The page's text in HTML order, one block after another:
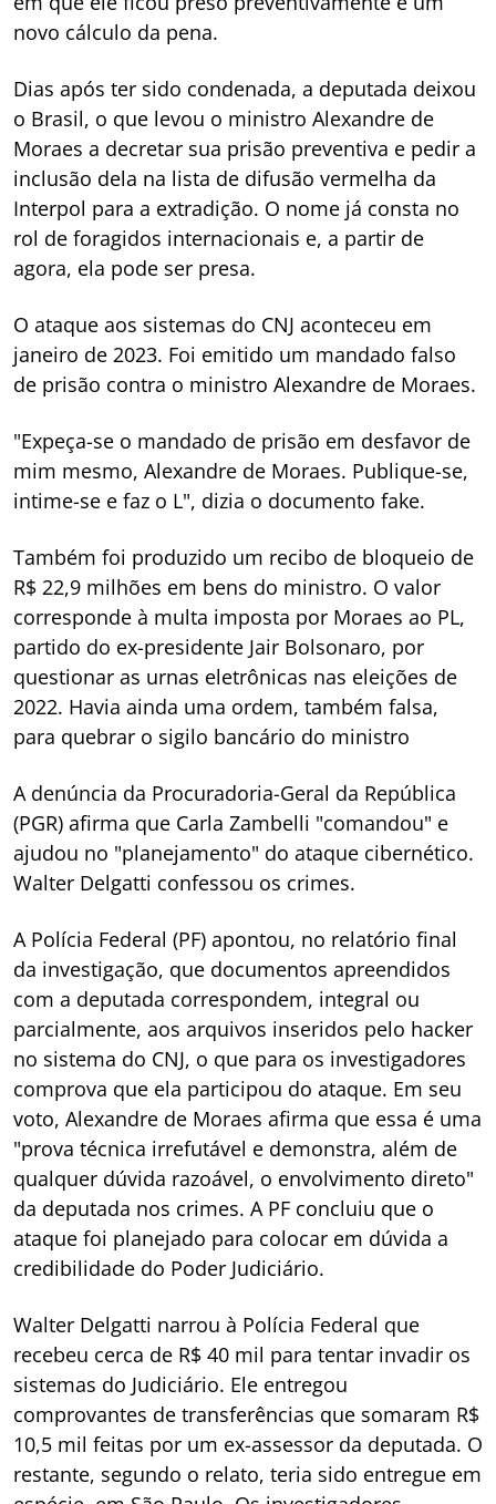
novo cálculo da pena.
Dias após ter sido condenada, a deputada deixou
o Brasil, o que levou o ministro Alexandre de
Moraes a decretar sua prisão preventiva e pedir a
inclusão dela na lista de difusão vermelha da
Interpol para a extradição. O nome já consta no
rol de foragidos internacionais e, a partir de
agora, ela pode ser presa.
O ataque aos sistemas do CNJ aconteceu em
janeiro de 2023. Foi emitido um mandado falso
de prisão contra o ministro Alexandre de Moraes.
"Expeça-se o mandado de prisão em desfavor de
mim mesmo, Alexandre de Moraes. Publique-se,
intime-se e faz o L", dizia o documento fake.
Também foi produzido um recibo de bloqueio de
R$ 22,9 milhões em bens do ministro. O valor
corresponde à multa imposta por Moraes ao PL,
partido do ex-presidente Jair Bolsonaro, por
questionar as urnas eletrônicas nas eleições de
2022. Havia ainda uma ordem, também falsa,
para quebrar o sigilo bancário do ministro
A denúncia da Procuradoria-Geral da República
(PGR) afirma que Carla Zambelli "comandou" e
ajudou no "planejamento" do ataque cibernético.
Walter Delgatti confessou os crimes.
A Polícia Federal (PF) apontou, no relatório final
da investigação, que documentos apreendidos
com a deputada correspondem, integral ou
parcialmente, aos arquivos inseridos pelo hacker
no sistema do CNJ, o que para os investigadores
comprova que ela participou do ataque. Em seu
voto, Alexandre de Moraes afirma que essa é uma
"prova técnica irrefutável e demonstra, além de
qualquer dúvida razoável, o envolvimento direto"
da deputada nos crimes. A PF concluiu que o
ataque foi planejado para colocar em dúvida a
credibilidade do Poder Judiciário.
Walter Delgatti narrou à Polícia Federal que
recebeu cerca de R$ 40 mil para tentar invadir os
sistemas do Judiciário. Ele entregou
comprovantes de transferências que somaram R$
10,5 mil feitas por um ex-assessor da deputada. O
restante, segundo o relato, teria sido entregue em